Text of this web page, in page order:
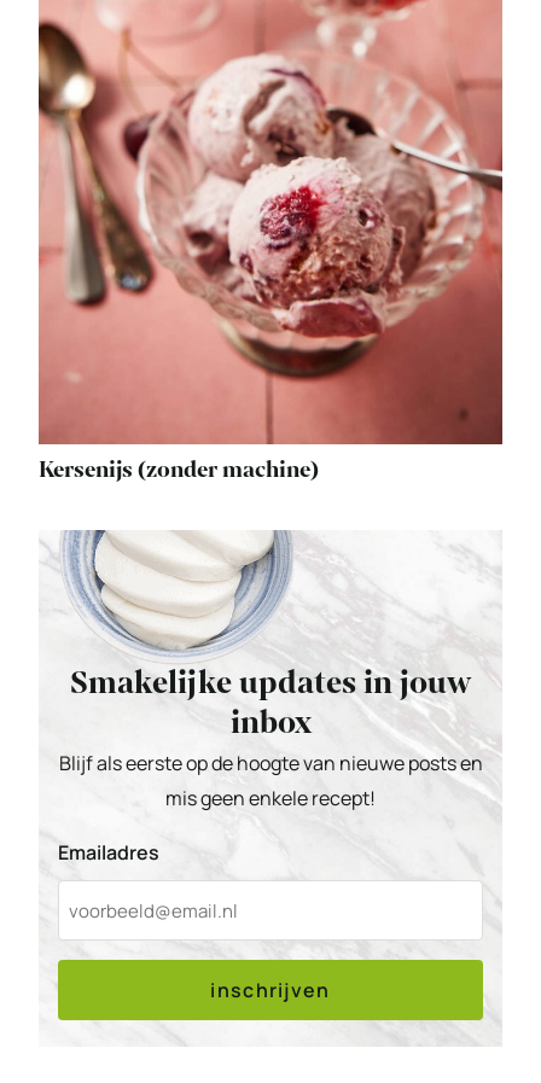
Kersenijs (zonder machine)
Smakelijke updates in jouw
inbox
Blijf als eerste op de hoogte van nieuwe posts en
mis geen enkele recept!
Emailadres
inschrijven